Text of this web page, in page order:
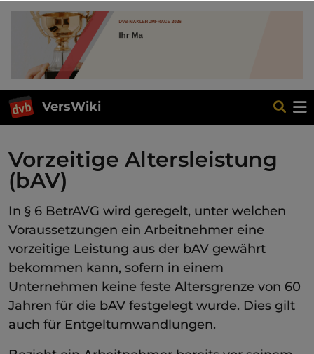
VersWiki
Vorzeitige Altersleistung
(bAV)
In § 6 BetrAVG wird geregelt, unter welchen
Voraussetzungen ein Arbeitnehmer eine
vorzeitige Leistung aus der bAV gewährt
bekommen kann, sofern in einem
Unternehmen keine feste Altersgrenze von 60
Jahren für die bAV festgelegt wurde. Dies gilt
auch für Entgeltumwandlungen.